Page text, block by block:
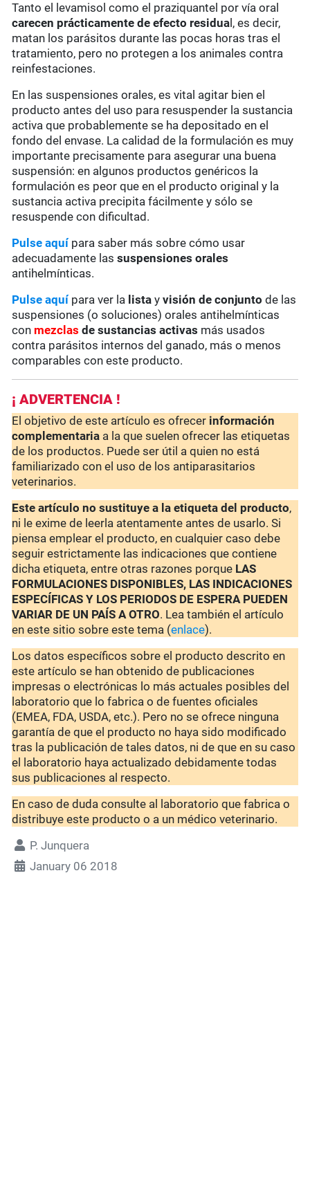
Tanto el levamisol como el praziquantel por vía oral
carecen prácticamente de efecto residua l, es decir,
matan los parásitos durante las pocas horas tras el
tratamiento, pero no protegen a los animales contra
reinfestaciones.
En las suspensiones orales, es vital agitar bien el
producto antes del uso para resuspender la sustancia
activa que probablemente se ha depositado en el
fondo del envase. La calidad de la formulación es muy
importante precisamente para asegurar una buena
suspensión: en algunos productos genéricos la
formulación es peor que en el producto original y la
sustancia activa precipita fácilmente y sólo se
resuspende con dificultad.
Pulse aquí para saber más sobre cómo usar
adecuadamente lassuspensiones orales
antihelmínticas.
Pulse aquípara ver la lista yvisión de conjunto de las
suspensiones (o soluciones) orales antihelmínticas
con mezclas de sustancias activas más usados
contra parásitos internos del ganado, más o menos
comparables con este producto.
¡ ADVERTENCIA !
El objetivo de este artículo es ofrecer información
complementaria a la que suelen ofrecer las etiquetas
de los productos. Puede ser útil a quien no está
familiarizado con el uso de los antiparasitarios
veterinarios.
Este artículo no sustituye a la etiqueta del producto,
ni le exime de leerla atentamente antes de usarlo. Si
piensa emplear el producto, en cualquier caso debe
seguir estrictamente las indicaciones que contiene
dicha etiqueta, entre otras razones porque LAS
FORMULACIONES DISPONIBLES, LAS INDICACIONES
ESPECÍFICAS Y LOS PERIODOS DE ESPERA PUEDEN
VARIAR DE UN PAÍS A OTRO. Lea también el artículo
en este sitio sobre este tema (enlace).
Los datos específicos sobre el producto descrito en
este artículo se han obtenido de publicaciones
impresas o electrónicas lo más actuales posibles del
laboratorio que lo fabrica o de fuentes oficiales
(EMEA, FDA, USDA, etc.). Pero no se ofrece ninguna
garantía de que el producto no haya sido modificado
tras la publicación de tales datos, ni de que en su caso
el laboratorio haya actualizado debidamente todas
sus publicaciones al respecto.
En caso de duda consulte al laboratorio que fabrica o
distribuye este producto o a un médico veterinario.
P. Junquera
January 06 2018